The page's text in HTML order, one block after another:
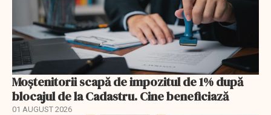
Moștenitorii scapă de impozitul de 1% după
blocajul de la Cadastru. Cine beneficiază
01 AUGUST 2026